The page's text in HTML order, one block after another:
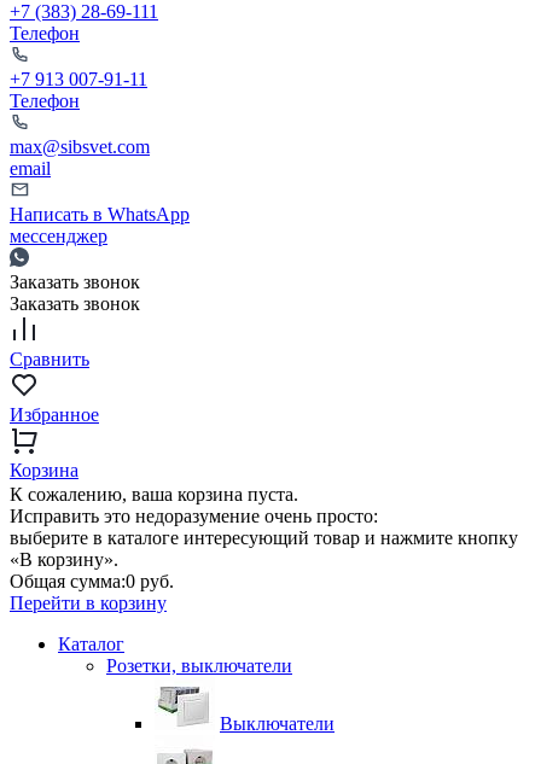
+7 (383) 28-69-111
Телефон
+7 913 007-91-11
Телефон
max@sibsvet.com
email
Написать в WhatsApp
мессенджер
Заказать звонок
Заказать звонок
Сравнить
Избранное
Корзина
К сожалению, ваша корзина пуста.
Исправить это недоразумение очень просто:
выберите в каталоге интересующий товар и нажмите кнопку
«В корзину».
Общая сумма:0 руб.
Перейти в корзину
Каталог
Розетки, выключатели
Выключатели